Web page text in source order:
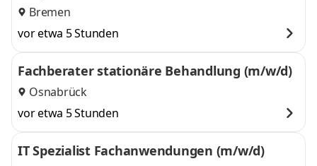
Bremen
vor etwa 5 Stunden
Fachberater stationäre Behandlung (m/w/d)
Osnabrück
vor etwa 5 Stunden
IT Spezialist Fachanwendungen (m/w/d)